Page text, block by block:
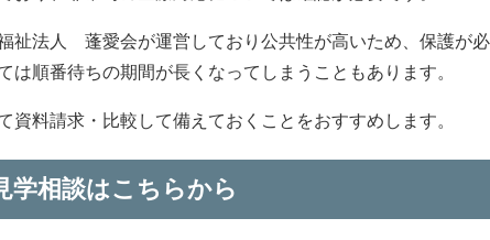
祉法人 蓬愛会が運営しており公共性が高いため、保護が
順番待ちの期間が長くなってしまうこともあります。
料請求・比較して備えておくことをおすすめします。
学相談はこちらから